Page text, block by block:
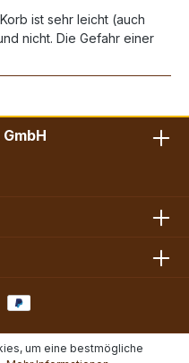
ist sehr leicht (auch
nicht. Die Gefahr einer
um eine bestmögliche